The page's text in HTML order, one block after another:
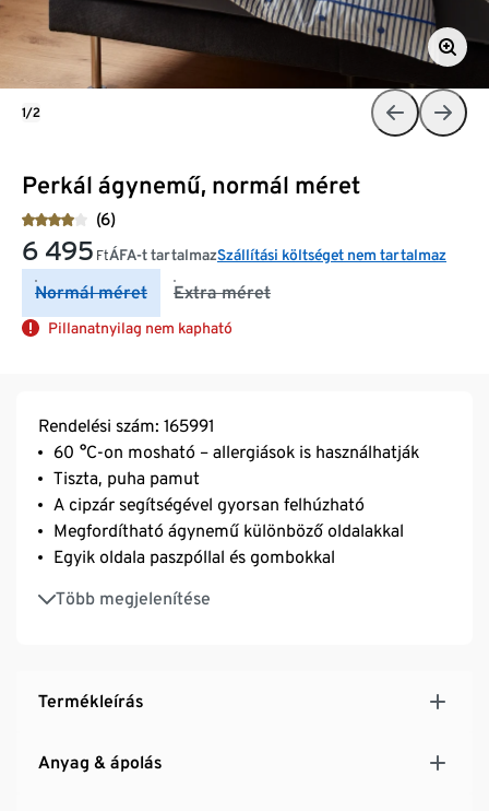
Perkál ágynemű, normál méret
(6)
6 495 FtÁFA-t tartalmazSzállítási költséget nem tartalmaz
Normál méret Extra méret
Pillanatnyilag nem kapható
1/2
Rendelési szám: 165991
60 °C-on mosható – allergiások is használhatják
Tiszta, puha pamut
A cipzár segítségével gyorsan felhúzható
Megfordítható ágynemű különböző oldalakkal
Egyik oldala paszpóllal és gombokkal
Több megjelenítése
Különösen puha, könnyű és sima
Sűrű szövésű, strapabíró
Termékleírás
Anyag & ápolás